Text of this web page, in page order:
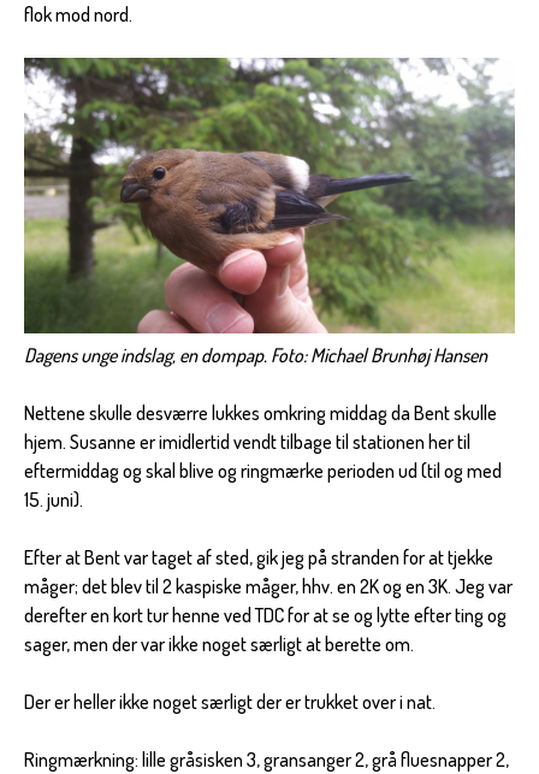
flok mod nord.
Dagens unge indslag, en dompap. Foto: Michael Brunhøj Hansen
Nettene skulle desværre lukkes omkring middag da Bent skulle
hjem. Susanne er imidlertid vendt tilbage til stationen her til
eftermiddag og skal blive og ringmærke perioden ud (til og med
15. juni).
Efter at Bent var taget af sted, gik jeg på stranden for at tjekke
måger; det blev til 2 kaspiske måger, hhv. en 2K og en 3K. Jeg var
derefter en kort tur henne ved TDC for at se og lytte efter ting og
sager, men der var ikke noget særligt at berette om.
Der er heller ikke noget særligt der er trukket over i nat.
Ringmærkning: lille gråsisken 3, gransanger 2, grå fluesnapper 2,